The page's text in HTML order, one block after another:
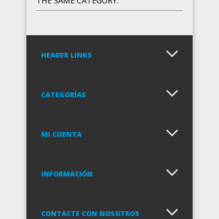
GIGGABLES - HAB9100
HEADER LINKS
CATEGORÍAS
MI CUENTA
INFORMACIÓN
CONTACTE CON NOSOTROS